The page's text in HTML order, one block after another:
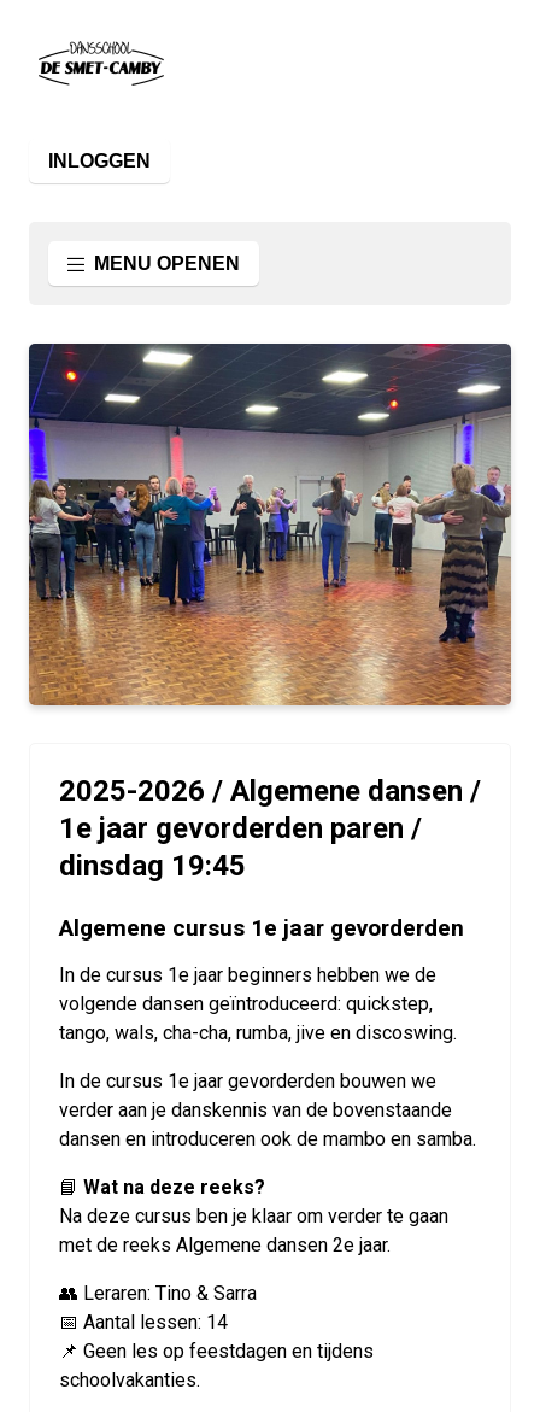
INLOGGEN
MENU OPENEN
2025-2026 / Algemene dansen /
1e jaar gevorderden paren /
dinsdag 19:45
Algemene cursus 1e jaar gevorderden
In de cursus 1e jaar beginners hebben we de
volgende dansen geïntroduceerd: quickstep,
tango, wals, cha-cha, rumba, jive en discoswing.
In de cursus 1e jaar gevorderden bouwen we
verder aan je danskennis van de bovenstaande
dansen en introduceren ook de mambo en samba.
📘 Wat na deze reeks?
Na deze cursus ben je klaar om verder te gaan
met de reeks Algemene dansen 2e jaar.
👥 Leraren: Tino & Sarra
📅 Aantal lessen: 14
📌 Geen les op feestdagen en tijdens
schoolvakanties.